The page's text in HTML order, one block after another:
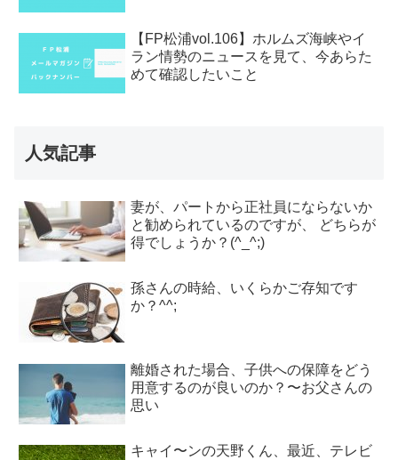
【FP松浦vol.106】ホルムズ海峡やイ
ラン情勢のニュースを見て、今あらた
めて確認したいこと
人気記事
妻が、パートから正社員にならないか
と勧められているのですが、 どちらが
得でしょうか？(^_^;)
孫さんの時給、いくらかご存知です
か？^^;
離婚された場合、子供への保障をどう
用意するのが良いのか？〜お父さんの
思い
キャイ〜ンの天野くん、最近、テレビ